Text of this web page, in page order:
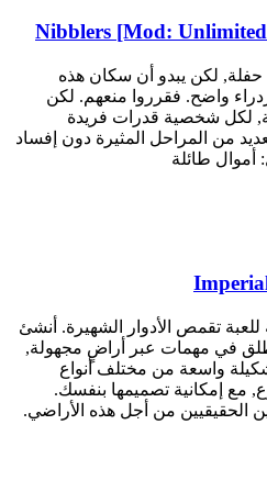
Nibblers [Mod:
حفلة, لكن يبدو أن سكان هذه
واضح. فقرروا منعهم. لكن
لكل شخصية قدرات فريدة
من المراحل المثيرة دون إفساد
أموال طائلة
2 هي تكملة للعبة تقمص الأدوار الشهيرة. أنشئ
في مهمات عبر أراضٍ مجهولة,
تشكيلة واسعة من مختلف أنواع
مع إمكانية تصميمها بنفسك.
الحقيقيين من أجل هذه الأراضي.